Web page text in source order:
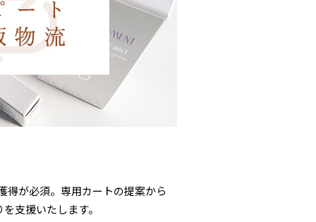
得が必須。専用カートの提案から
支援いたします。